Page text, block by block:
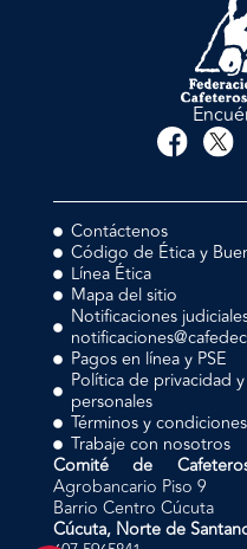
Contáctenos
Código de Ética y
Línea Ética
Mapa del sitio
Notificaciones
Pagos en línea y PSE
Política de privacidad
personales
Términos y
Trabaje con nosotros
Comité de
Agrobancario Piso 9
Barrio Centro Cúcuta
Cúcuta, Norte de